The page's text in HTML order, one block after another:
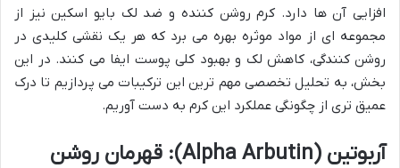
افزایی آن ها دارد. کرم روشن کننده و ضد لک بایو اسکین نیز از
مجموعه ای از مواد موثره بهره می برد که هر یک نقشی کلیدی در
روشن کنندگی، کاهش لک و بهبود کلی پوست ایفا می کنند. در این
بخش، به تحلیل تخصصی مهم ترین این ترکیبات می پردازیم تا درک
عمیق تری از چگونگی عملکرد این کرم به دست آوریم.
آربوتین (Alpha Arbutin): قهرمان روشن